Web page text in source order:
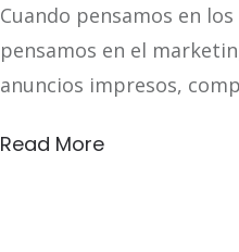
Cuando pensamos en
pensamos en el
anuncios impresos,
Read More